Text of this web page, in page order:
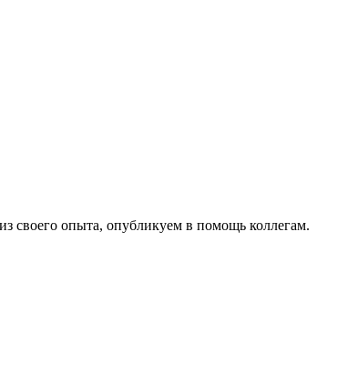
своего опыта, опубликуем в помощь коллегам.